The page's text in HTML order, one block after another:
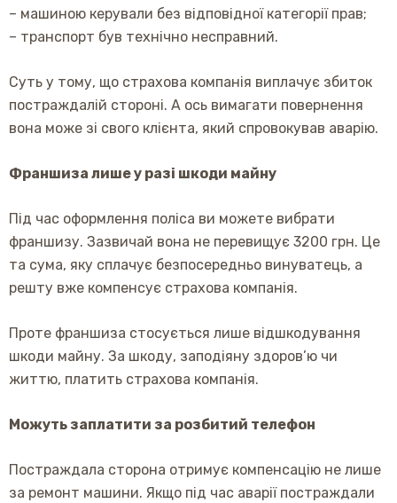
– машиною керували без відповідної категорії прав;
– транспорт був технічно несправний.
Суть у тому, що страхова компанія виплачує збиток
постраждалій стороні. А ось вимагати повернення
вона може зі свого клієнта, який спровокував аварію.
Франшиза лише у разі шкоди майну
Під час оформлення поліса ви можете вибрати
франшизу. Зазвичай вона не перевищує 3200 грн. Це
та сума, яку сплачує безпосередньо винуватець, а
решту вже компенсує страхова компанія.
Проте франшиза стосується лише відшкодування
шкоди майну. За шкоду, заподіяну здоров’ю чи
життю, платить страхова компанія.
Можуть заплатити за розбитий телефон
Постраждала сторона отримує компенсацію не лише
за ремонт машини. Якщо під час аварії постраждали